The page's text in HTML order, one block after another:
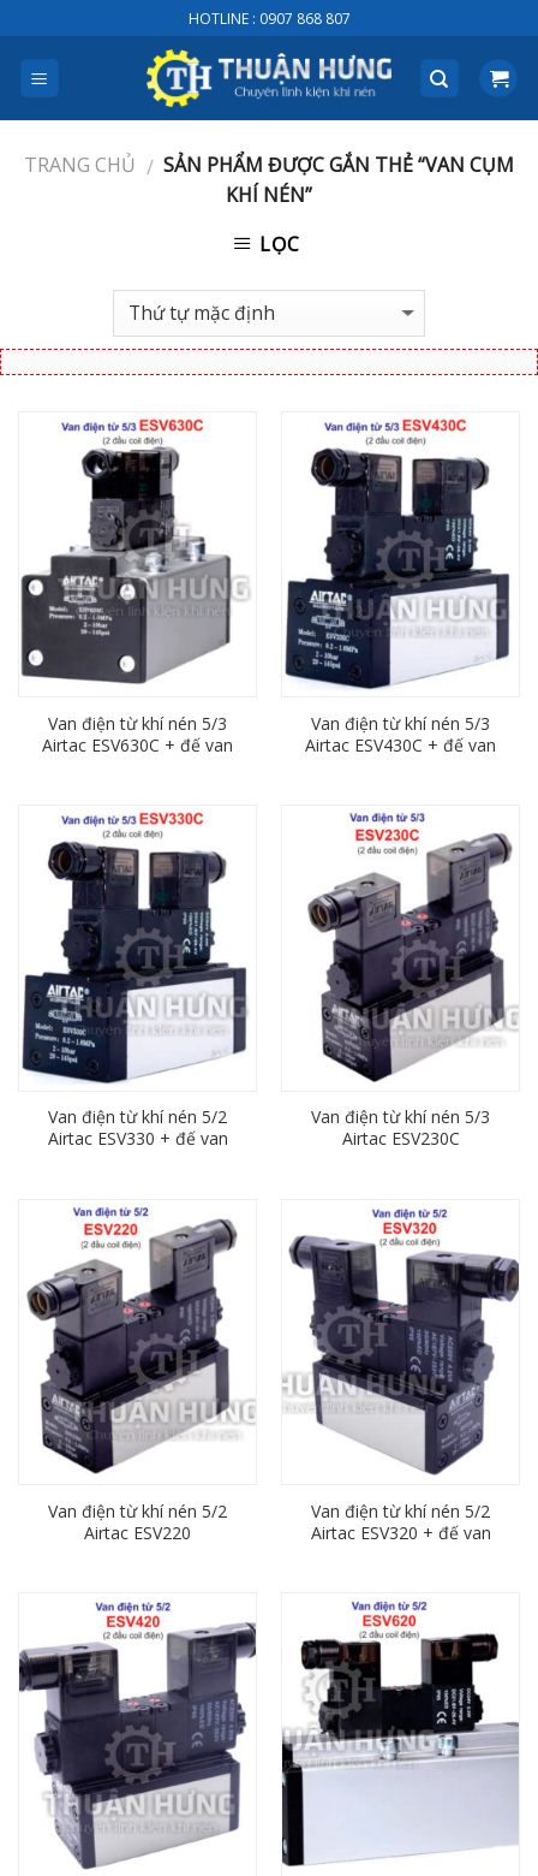
to
content
HOTLINE : 0907 868 807
TRANG CHỦ / SẢN PHẨM ĐƯỢC GẮN THẺ “VAN CỤM
KHÍ NÉN”
LỌC
Van điện từ khí nén 5/3
Airtac ESV630C + đế van
Van điện từ khí nén 5/3
Airtac ESV430C + đế van
Van điện từ khí nén 5/2
Airtac ESV330 + đế van
Van điện từ khí nén 5/3
Airtac ESV230C
Van điện từ khí nén 5/2
Airtac ESV220
Van điện từ khí nén 5/2
Airtac ESV320 + đế van